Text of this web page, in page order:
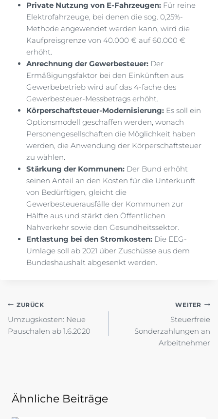
Private Nutzung von E-Fahrzeugen: Für reine
Elektrofahrzeuge, bei denen die sog. 0,25%-
Methode angewendet werden kann, wird die
Kaufpreisgrenze von 40.000 € auf 60.000 €
erhöht.
Anrechnung der Gewerbesteuer: Der
Ermäßigungsfaktor bei den Einkünften aus
Gewerbebetrieb wird auf das 4-fache des
Gewerbesteuer-Messbetrags erhöht.
Körperschaftsteuer-Modernisierung: Es soll ein
Optionsmodell geschaffen werden, wonach
Personengesellschaften die Möglichkeit haben
werden, die Anwendung der Körperschaftsteuer
zu wählen.
Stärkung der Kommunen: Der Bund erhöht
seinen Anteil an den Kosten für die Unterkunft
von Bedürftigen, gleicht die
Gewerbesteuerausfälle der Kommunen zur
Hälfte aus und stärkt den Öffentlichen
Nahverkehr sowie den Gesundheitssektor.
Entlastung bei den Stromkosten: Die EEG-
Umlage soll ab 2021 über Zuschüsse aus dem
Bundeshaushalt abgesenkt werden.
Beitragsnavigation
ZURÜCK
Umzugskosten: Neue
Pauschalen ab 1.6.2020
WEITER
Steuerfreie
Sonderzahlungen an
Arbeitnehmer
Ähnliche Beiträge